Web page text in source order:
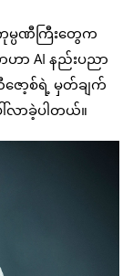
ကုမ္ပဏီကြီးတွေက
ာ AI နည်းပညာ
ဇော့စ်ရဲ့ မှတ်ချက်
လာခဲ့ပါတယ်။